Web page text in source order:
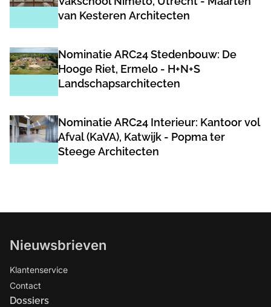
van Kesteren Architecten
Nominatie ARC24 Stedenbouw: De
Hooge Riet, Ermelo - H+N+S
Landschapsarchitecten
Nominatie ARC24 Interieur: Kantoor vol
Afval (KaVA), Katwijk - Popma ter
Steege Architecten
Nieuwsbrieven
Klantenservice
Contact
Dossiers